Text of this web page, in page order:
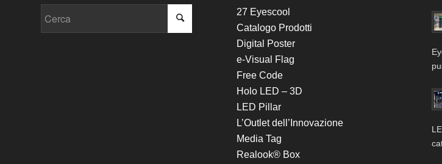
27 Eyescool
Catalogo Prodotti
Digital Poster
e-Visual Flag
Free Code
Holo LED – 3D
LED Pillar
L’Outlet dell’Innovazione
Media Tag
Realook® Box